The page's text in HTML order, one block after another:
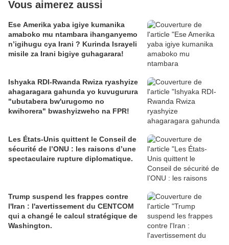
Vous aimerez aussi
Ese Amerika yaba igiye kumanika
amaboko mu ntambara ihanganyemo
n’igihugu cya Irani ? Kurinda Israyeli
misile za Irani bigiye guhagarara!
Ishyaka RDI-Rwanda Rwiza ryashyize
ahagaragara gahunda yo kuvugurura
"ubutabera bw'urugomo no
kwihorera" bwashyizweho na FPR!
Les États-Unis quittent le Conseil de
sécurité de l’ONU : les raisons d’une
spectaculaire rupture diplomatique.
Trump suspend les frappes contre
l'Iran : l'avertissement du CENTCOM
qui a changé le calcul stratégique de
Washington.